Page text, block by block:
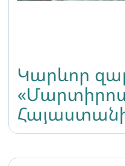
Կարևոր
քննվելու է